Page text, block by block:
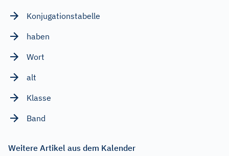
Konjugationstabelle
haben
Wort
alt
Klasse
Band
Weitere Artikel aus dem Kalender